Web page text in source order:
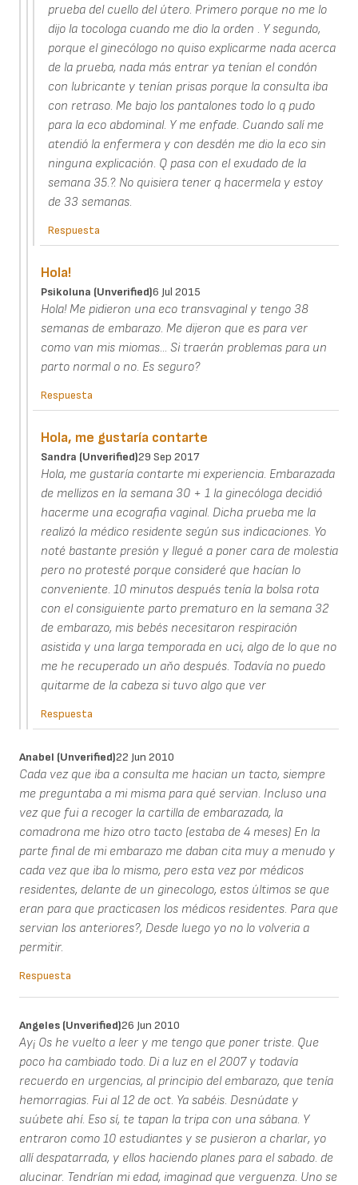
prueba del cuello del útero. Primero porque no me lo
dijo la tocologa cuando me dio la orden . Y segundo,
porque el ginecólogo no quiso explicarme nada acerca
de la prueba, nada más entrar ya tenían el condón
con lubricante y tenían prisas porque la consulta iba
con retraso. Me bajo los pantalones todo lo q pudo
para la eco abdominal. Y me enfade. Cuando salí me
atendió la enfermera y con desdén me dio la eco sin
ninguna explicación. Q pasa con el exudado de la
semana 35.?. No quisiera tener q hacermela y estoy
de 33 semanas.
Respuesta
Hola!
Psikoluna (unverified)6 Jul 2015
Hola! Me pidieron una eco transvaginal y tengo 38
semanas de embarazo. Me dijeron que es para ver
como van mis miomas... Si traerán problemas para un
parto normal o no. Es seguro?
Respuesta
Hola, me gustaría contarte
Sandra (unverified)29 Sep 2017
Hola, me gustaría contarte mi experiencia. Embarazada
de mellizos en la semana 30 + 1 la ginecóloga decidió
hacerme una ecografia vaginal. Dicha prueba me la
realizó la médico residente según sus indicaciones. Yo
noté bastante presión y llegué a poner cara de molestia
pero no protesté porque consideré que hacían lo
conveniente. 10 minutos después tenía la bolsa rota
con el consiguiente parto prematuro en la semana 32
de embarazo, mis bebés necesitaron respiración
asistida y una larga temporada en uci, algo de lo que no
me he recuperado un aňo después. Todavía no puedo
quitarme de la cabeza si tuvo algo que ver
Respuesta
Anabel (unverified)22 Jun 2010
Cada vez que iba a consulta me hacian un tacto, siempre
me preguntaba a mi misma para qué servian. Incluso una
vez que fui a recoger la cartilla de embarazada, la
comadrona me hizo otro tacto (estaba de 4 meses) En la
parte final de mi embarazo me daban cita muy a menudo y
cada vez que iba lo mismo, pero esta vez por médicos
residentes, delante de un ginecologo, estos últimos se que
eran para que practicasen los médicos residentes. Para que
servian los anteriores?, Desde luego yo no lo volveria a
permitir.
Respuesta
Angeles (unverified)26 Jun 2010
Ay¡ Os he vuelto a leer y me tengo que poner triste. Que
poco ha cambiado todo. Di a luz en el 2007 y todavía
recuerdo en urgencias, al principio del embarazo, que tenía
hemorragias. Fui al 12 de oct. Ya sabéis. Desnúdate y
suúbete ahí. Eso sí, te tapan la tripa con una sábana. Y
entraron como 10 estudiantes y se pusieron a charlar, yo
allí despatarrada, y ellos haciendo planes para el sabado. de
alucinar. Tendrían mi edad, imaginad que verguenza. Uno se